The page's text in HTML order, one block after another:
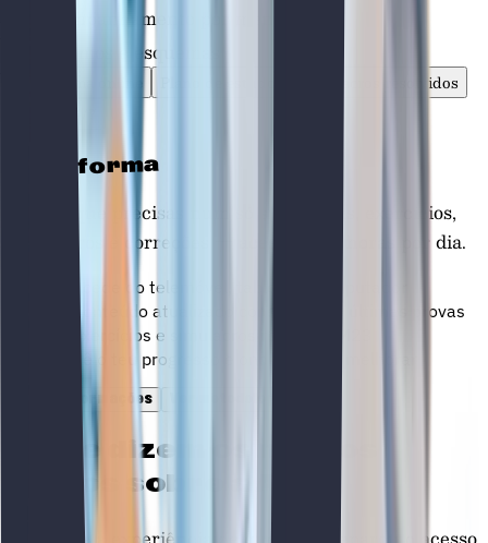
Acompanhamento por mentor
Resumos e esquemas
Plataforma online
Simulacros resolvidos
Plataforma
Tudo o que precisas num só sítio. Aulas, exercícios,
simulacros e correções — acessível 24 horas por dia.
Acede do telemóvel, tablet ou computador
Conteúdo atualizado consoante as últimas provas
Exercícios e simulacros reais das M23
Vê o teu progresso e onde tens de melhorar
Pedir informações
O que dizem
os nossos
alunos sobre a Atlas